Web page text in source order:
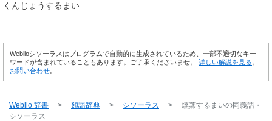
くんじょうするまい
Weblioシソーラスはプログラムで自動的に生成されているため、一部不適切なキー
ワードが含まれていることもあります。ご了承くださいませ。 詳しい解説を見る
お問い合わせ
Weblio 辞書 > 類語辞典 > シソーラス > 燻蒸するまいの同義語・
シソーラス